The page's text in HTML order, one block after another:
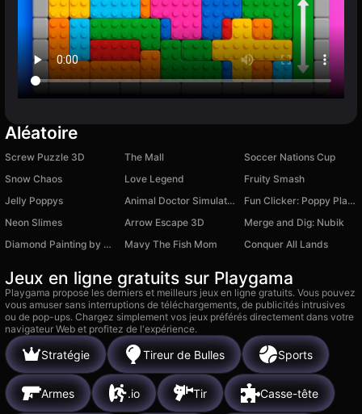
Aléatoire
Screw Puzzle 3D The Mall
Soccer Nations Cup
Snow Chaos
Love Legend
Fruity Smash
Jelly Poppys
Animal Doctor Simulator: Idle
Fun Clicker: Poppy Playtime 5
Neon Slimes
Arrow Escape 3D
Merge and Dig: Nubik
Diamond Painting by Number
Mavy The Fish Mom Conquer All Lands
Jeux en ligne gratuits sur Playgama
Playgama propose les derniers et meilleurs jeux en ligne gratuits. Vous pouvez
vous amuser sans interruptions de téléchargements, de publicités intrusives
ou de pop-ups. Chargez simplement vos jeux préférés directement dans votre
navigateur Web et profitez de l'expérience.
Stratégie Tireur de Bulles Sports
Armes .io Tir Casse-tête